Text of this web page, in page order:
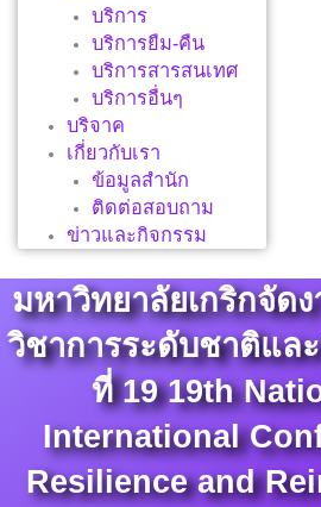
บริการ
บริการยืม-คืน
บริการสารสนเทศ
บริการอื่นๆ
บริจาค
เกี่ยวกับเรา
ข้อมูลสำนัก
ติดต่อสอบถาม
ข่าวและกิจกรรม
มหาวิทยาลัยเกริกจัด
วิชาการระดับชาติแล
ที่ 19 19th
International
Resilience and